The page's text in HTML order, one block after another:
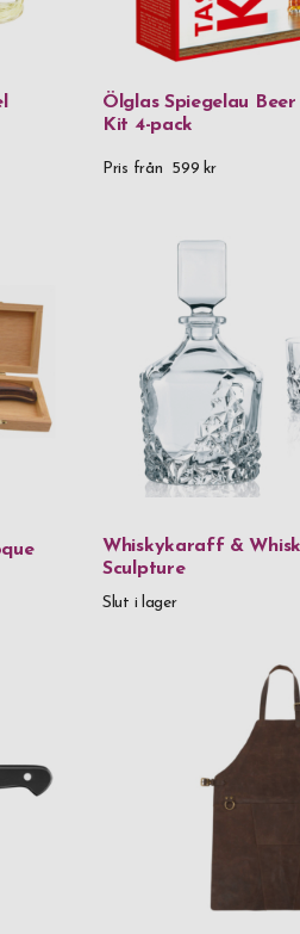
stål & plast
bambu FSC®️-certified
Ölglas Spiegelau Beer
Kit 4-pack
Pris från 599 kr
Whiskykaraff &
Sculpture
Slut i lager